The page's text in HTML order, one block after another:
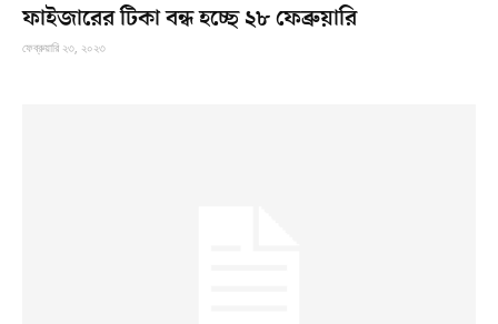
ফাইজারের টিকা বন্ধ হচ্ছে ২৮ ফেব্রুয়ারি
ফেব্রুয়ারি ২৩, ২০২৩